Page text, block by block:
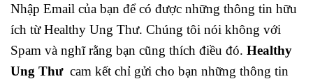
Nhập Email của bạn để có được những thông tin hữu
ích từ Healthy Ung Thư. Chúng tôi nói không với
Spam và nghĩ rằng bạn cũng thích điều đó. Healthy
Ung Thư cam kết chỉ gửi cho bạn những thông tin